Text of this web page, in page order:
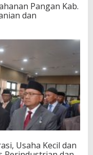
Pangan Kab.
dan
Usaha Kecil dan